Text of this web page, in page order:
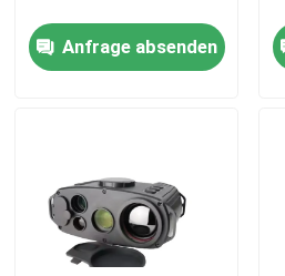
Neuigkeiten
Militärische taktische
Militärische taktische
Anfrage absenden